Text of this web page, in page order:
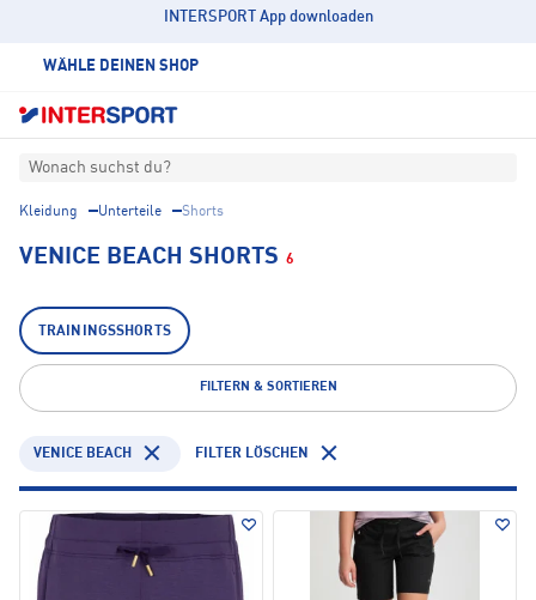
INTERSPORT App downloaden
WÄHLE DEINEN SHOP
Wonach suchst du?
Kleidung Unterteile Shorts
VENICE BEACH SHORTS 6
TRAININGSSHORTS
FILTERN & SORTIEREN
VENICE BEACH FILTER LÖSCHEN